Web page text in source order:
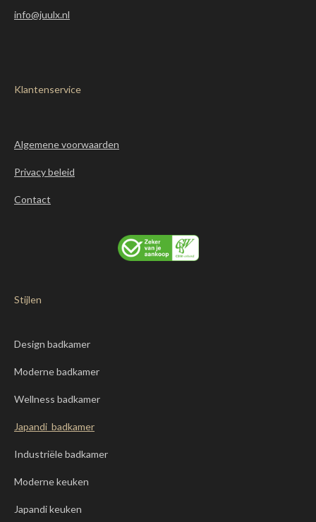
info@juulx.nl
Klantenservice
Algemene voorwaarden
Privacy beleid
Contact
Stijlen
Design badkamer
Moderne badkamer
Wellness badkamer
Japandi badkamer
Industriële badkamer
Moderne keuken
Japandi keuken